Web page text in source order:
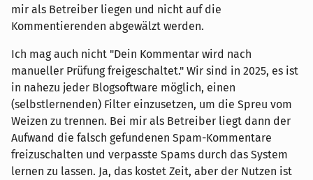
mir als Betreiber liegen und nicht auf die
Kommentierenden abgewälzt werden.
Ich mag auch nicht "Dein Kommentar wird nach
manueller Prüfung freigeschaltet." Wir sind in 2025, es ist
in nahezu jeder Blogsoftware möglich, einen
(selbstlernenden) Filter einzusetzen, um die Spreu vom
Weizen zu trennen. Bei mir als Betreiber liegt dann der
Aufwand die falsch gefundenen Spam-Kommentare
freizuschalten und verpasste Spams durch das System
lernen zu lassen. Ja, das kostet Zeit, aber der Nutzen ist